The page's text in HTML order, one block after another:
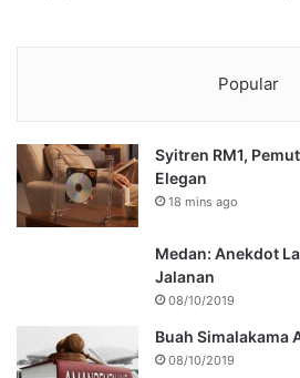
Popular
Syitren RM1,
Elegan
18 mins ago
Medan: Anekdot
Jalanan
08/10/2019
Buah Simalakama
08/10/2019